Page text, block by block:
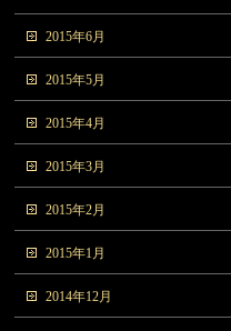
2015年6月
2015年5月
2015年4月
2015年3月
2015年2月
2015年1月
2014年12月